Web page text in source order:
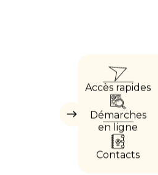
Masquer
Accès rapides
Démarches
en ligne
Contacts